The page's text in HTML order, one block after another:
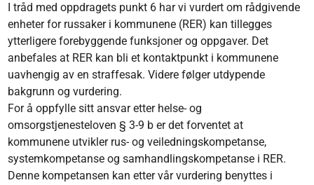
I tråd med oppdragets punkt 6 har vi vurdert om rådgivende
enheter for russaker i kommunene (RER) kan tillegges
ytterligere forebyggende funksjoner og oppgaver. Det
anbefales at RER kan bli et kontaktpunkt i kommunene
uavhengig av en straffesak. Videre følger utdypende
bakgrunn og vurdering.
For å oppfylle sitt ansvar etter helse- og
omsorgstjenesteloven § 3-9 b er det forventet at
kommunene utvikler rus- og veiledningskompetanse,
systemkompetanse og samhandlingskompetanse i RER.
Denne kompetansen kan etter vår vurdering benyttes i